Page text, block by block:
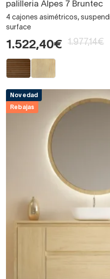
palilleria Alpes 7 Bruntec
4 cajones asimétricos,
surface
1.522,40€ 1.977,14€
Novedad
Rebajas